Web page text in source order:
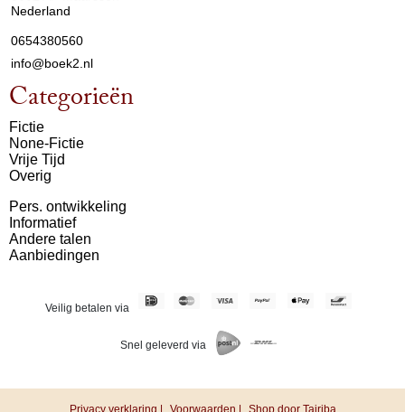
Nederland
0654380560
info@boek2.nl
Categorieën
Fictie
None-Fictie
Vrije Tijd
Overig
Pers. ontwikkeling
Informatief
Andere talen
Aanbiedingen
Veilig betalen via
Snel geleverd via
Privacy verklaring | Voorwaarden | Shop door Tajriba